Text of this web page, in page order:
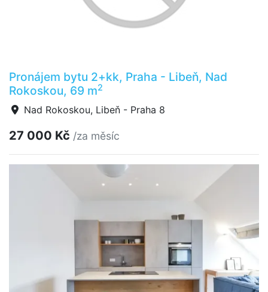
Pronájem bytu 2+kk, Praha - Libeň, Nad
Rokoskou, 69 m2
Nad Rokoskou, Libeň - Praha 8
27 000 Kč /za měsíc